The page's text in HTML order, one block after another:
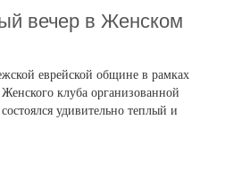
вечер в Женском
еврейской общине в рамках
клуба организованной
удивительно теплый и